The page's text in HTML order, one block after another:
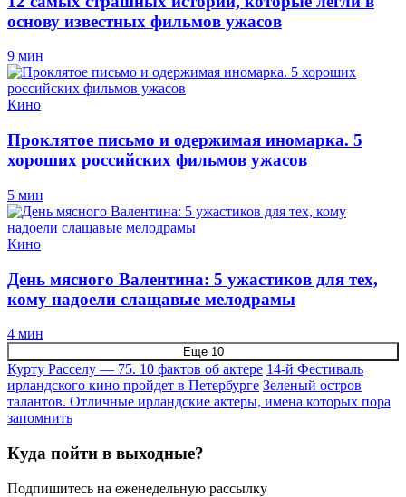
основу известных фильмов ужасов
9 мин
Кино
Проклятое письмо и одержимая иномарка. 5
хороших российских фильмов ужасов
5 мин
Кино
День мясного Валентина: 5 ужастиков для тех,
кому надоели слащавые мелодрамы
4 мин
Еще 10
Курту Расселу — 75. 10 фактов об актере 14-й Фестиваль
ирландского кино пройдет в Петербурге Зеленый остров
талантов. Отличные ирландские актеры, имена которых пора
запомнить
Куда пойти в выходные?
Подпишитесь на еженедельную рассылку